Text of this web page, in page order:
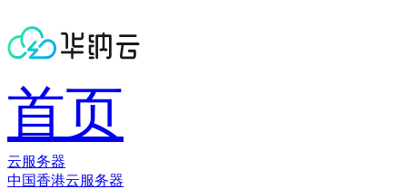
首页
云服务器
中国香港云服务器